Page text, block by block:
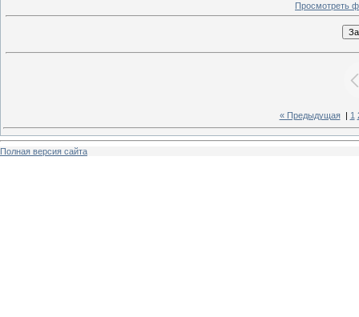
Просмотреть
« Предыдущая| 1
Полная версия сайта